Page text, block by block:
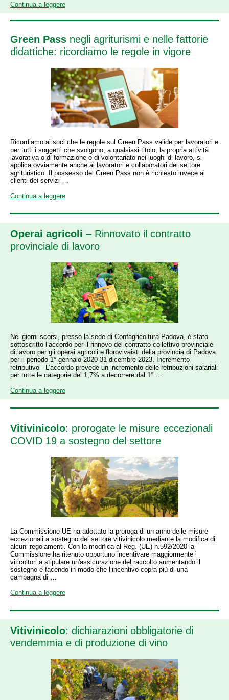
Continua a leggere
Green Pass negli agriturismi e nelle fattorie
didattiche: ricordiamo le regole in vigore
Ricordiamo ai soci che le regole sul Green Pass valide per lavoratori e
per tutti i soggetti che svolgono, a qualsiasi titolo, la propria attività
lavorativa o di formazione o di volontariato nei luoghi di lavoro, si
applica ovviamente anche ai lavoratori e collaboratori del settore
agrituristico. Il possesso del Green Pass non è richiesto invece ai
clienti dei servizi …
Continua a leggere
Operai agricoli – Rinnovato il contratto
provinciale di lavoro
Nei giorni scorsi, presso la sede di Confagricoltura Padova, è stato
sottoscritto l’accordo per il rinnovo del contratto collettivo provinciale
di lavoro per gli operai agricoli e florovivaisti della provincia di Padova
per il periodo 1° gennaio 2020-31 dicembre 2023. Incremento
retributivo - L’accordo prevede un incremento delle retribuzioni salariali
per tutte le categorie del 1,7% a decorrere dal 1° …
Continua a leggere
Vitivinicolo: prorogate le misure eccezionali
COVID 19 a sostegno del settore
La Commissione UE ha adottato la proroga di un anno delle misure
eccezionali a sostegno del settore vitivinicolo mediante la modifica di
alcuni regolamenti. Con la modifica al Reg. (UE) n.592/2020 la
Commissione ha ritenuto opportuno incentivare maggiormente i
viticoltori a stipulare un'assicurazione del raccolto aumentando il
sostegno e facendo in modo che l’incentivo copra più di una
campagna di …
Continua a leggere
Vitivinicolo: dichiarazioni obbligatorie di
vendemmia e di produzione di vino